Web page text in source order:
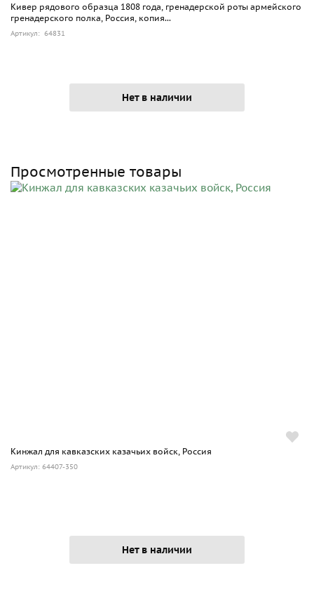
Кивер рядового образца 1808 года, гренадерской роты армейского
гренадерского полка, Россия, копия...
Артикул: 64831
Нет в наличии
Просмотренные товары
Кинжал для кавказских казачьих войск, Россия
Артикул: 64407-350
Нет в наличии